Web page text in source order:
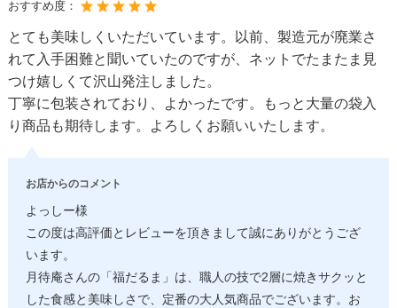
おすすめ度：
とても美味しくいただいています。以前、製造元が廃業さ
れて入手困難と聞いていたのですが、ネットでたまたま見
つけ嬉しくて沢山発注しました。
丁寧に包装されており、よかったです。もっと大量の袋入
り商品も期待します。よろしくお願いいたします。
お店からのコメント
よっしー様
この度は高評価とレビューを頂きまして誠にありがとうござ
います。
月待庵さんの「福だるま」は、職人の技で2層に焼きサクッと
した食感と美味しさで、定番の大人気商品でございます。お